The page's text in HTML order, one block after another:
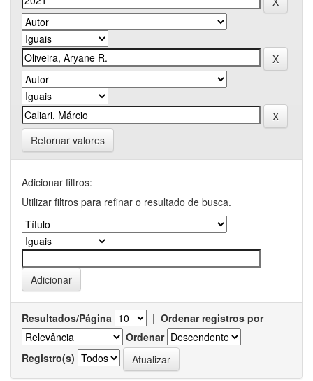
Retornar valores
Adicionar filtros:
Utilizar filtros para refinar o resultado de busca.
Resultados/Página | Ordenar registros por
Ordenar
Registro(s)